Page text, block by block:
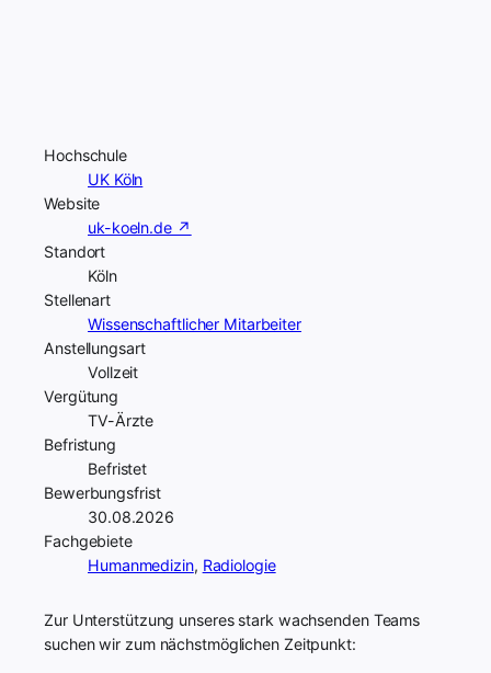
Hochschule
UK Köln
Website
uk-koeln.de ↗
Standort
Köln
Stellenart
Wissenschaftlicher Mitarbeiter
Anstellungsart
Vollzeit
Vergütung
TV-Ärzte
Befristung
Befristet
Bewerbungsfrist
30.08.2026
Fachgebiete
Humanmedizin, Radiologie
Zur Unterstützung unseres stark wachsenden Teams
suchen wir zum nächstmöglichen Zeitpunkt: